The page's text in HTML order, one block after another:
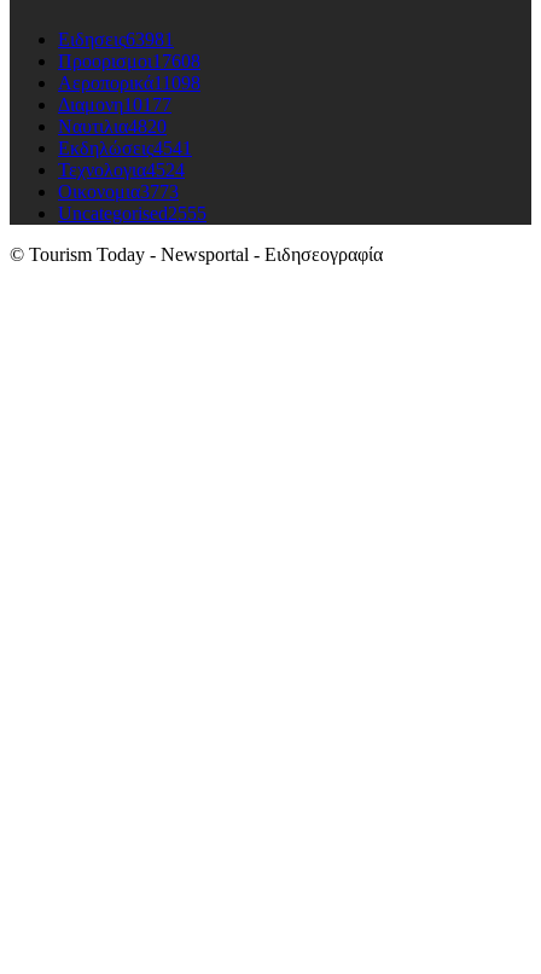
Ειδησεις63981
Προορισμοι17608
Αεροπορικά11098
Διαμονη10177
Ναυτιλια4820
Εκδηλώσεις4541
Τεχνολογια4524
Οικονομια3773
Uncategorised2555
© Tourism Today - Newsportal - Ειδησεογραφία